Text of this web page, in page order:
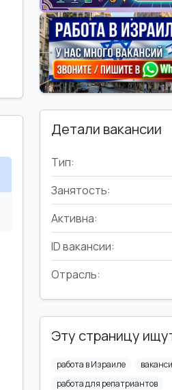
Детали вакансии
Тип:
Занятость:
Активна:
ID вакансии:
Отрасль:
Эту страницу
работа в Израиле
работа для репатриантов